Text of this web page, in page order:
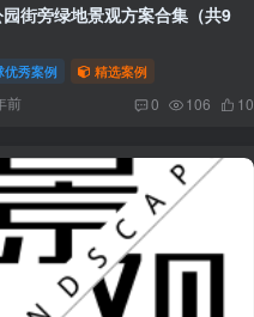
街旁绿地景观方案合集（共9
优秀案例 精选案例
前 0 106 10